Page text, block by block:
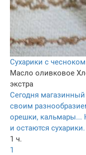
Сухарики с
Масло оливковое
экстра
Сегодня
своим
орешки, кальмары...
и остаются сухарики.
1 ч.
1